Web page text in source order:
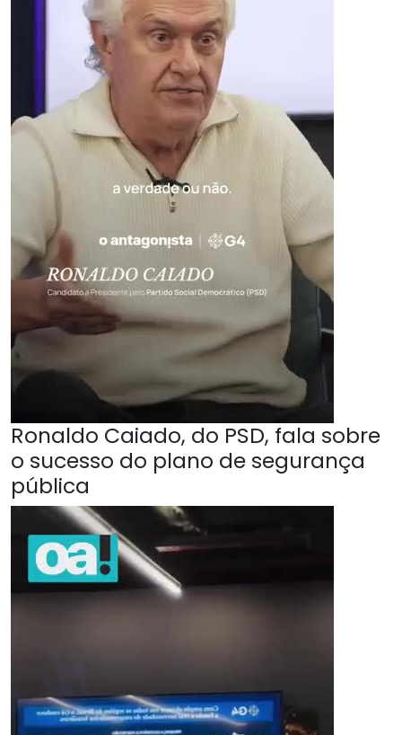
Ronaldo Caiado, do PSD, fala sobre
o sucesso do plano de segurança
pública